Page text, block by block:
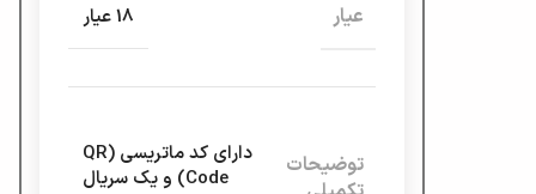
عیار 18 عیار
توضیحات
دارای کد ماتریسی (QR
Code) و یک سریال